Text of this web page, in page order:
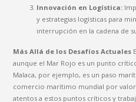
Innovación en Logística:
y estrategias logísticas para
interrupción en la cadena de
Más Allá de los Desafíos Actuales
aunque el Mar Rojo es un punto
Malaca, por ejemplo, es un paso
comercio marítimo mundial por
atentos a estos puntos críticos y